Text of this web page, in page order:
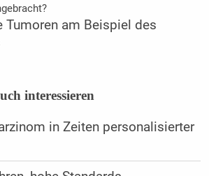
Tumoren am Beispiel des
interessieren
in Zeiten personalisierter